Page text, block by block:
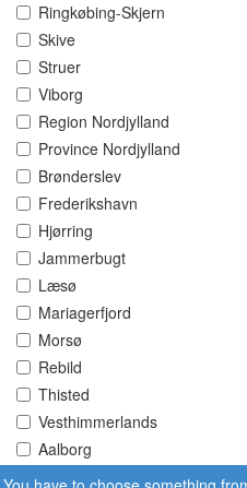
Ringkøbing-Skjern
Skive
Struer
Viborg
Region Nordjylland
Province Nordjylland
Brønderslev
Frederikshavn
Hjørring
Jammerbugt
Læsø
Mariagerfjord
Morsø
Rebild
Thisted
Vesthimmerlands
Aalborg